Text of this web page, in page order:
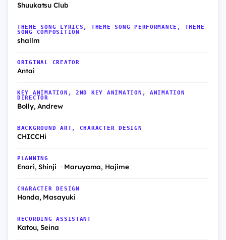
Shuukatsu Club
THEME SONG LYRICS, THEME SONG PERFORMANCE, THEME
SONG COMPOSITION
shallm
ORIGINAL CREATOR
Antai
KEY ANIMATION, 2ND KEY ANIMATION, ANIMATION
DIRECTOR
Bolly, Andrew
BACKGROUND ART, CHARACTER DESIGN
CHICCHi
PLANNING
Enari, Shinji Maruyama, Hajime
CHARACTER DESIGN
Honda, Masayuki
RECORDING ASSISTANT
Katou, Seina